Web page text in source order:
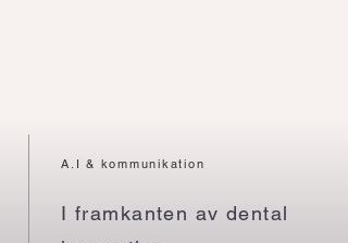
A.I & kommunikation
I framkanten av dental